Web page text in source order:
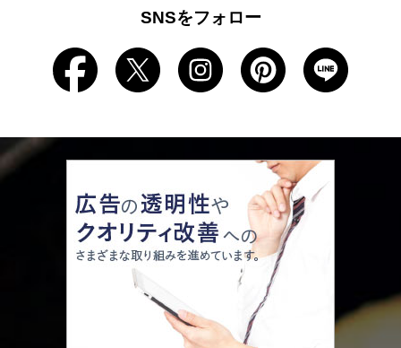
SNSをフォロー